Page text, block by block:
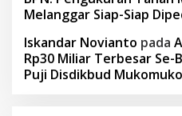
Melanggar Siap-Siap
Iskandar Novianto pada
Rp30 Miliar Terbesar Se-
Puji Disdikbud Mukomuko